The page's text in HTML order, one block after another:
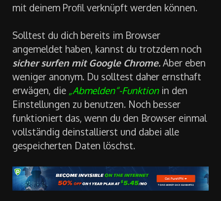
mit deinem Profil verknüpft werden können.
Solltest du dich bereits im Browser
angemeldet haben, kannst du trotzdem noch
sicher surfen mit Google Chrome. Aber eben
weniger anonym. Du solltest daher ernsthaft
erwägen, die „Abmelden“-Funktion in den
Einstellungen zu benutzen. Noch besser
funktioniert das, wenn du den Browser einmal
vollständig deinstallierst und dabei alle
gespeicherten Daten löschst.